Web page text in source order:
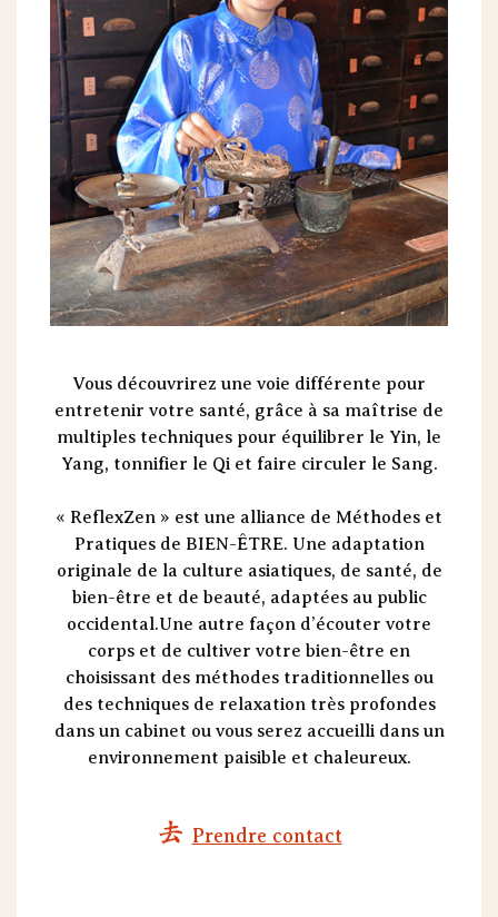
Vous découvrirez une voie différente pour
entretenir votre santé, grâce à sa maîtrise de
multiples techniques pour équilibrer le Yin, le
Yang, tonnifier le Qi et faire circuler le Sang.
« ReflexZen » est une alliance de Méthodes et
Pratiques de BIEN-ÊTRE. Une adaptation
originale de la culture asiatiques, de santé, de
bien-être et de beauté, adaptées au public
occidental.Une autre façon d’écouter votre
corps et de cultiver votre bien-être en
choisissant des méthodes traditionnelles ou
des techniques de relaxation très profondes
dans un cabinet ou vous serez accueilli dans un
environnement paisible et chaleureux.
Prendre contact